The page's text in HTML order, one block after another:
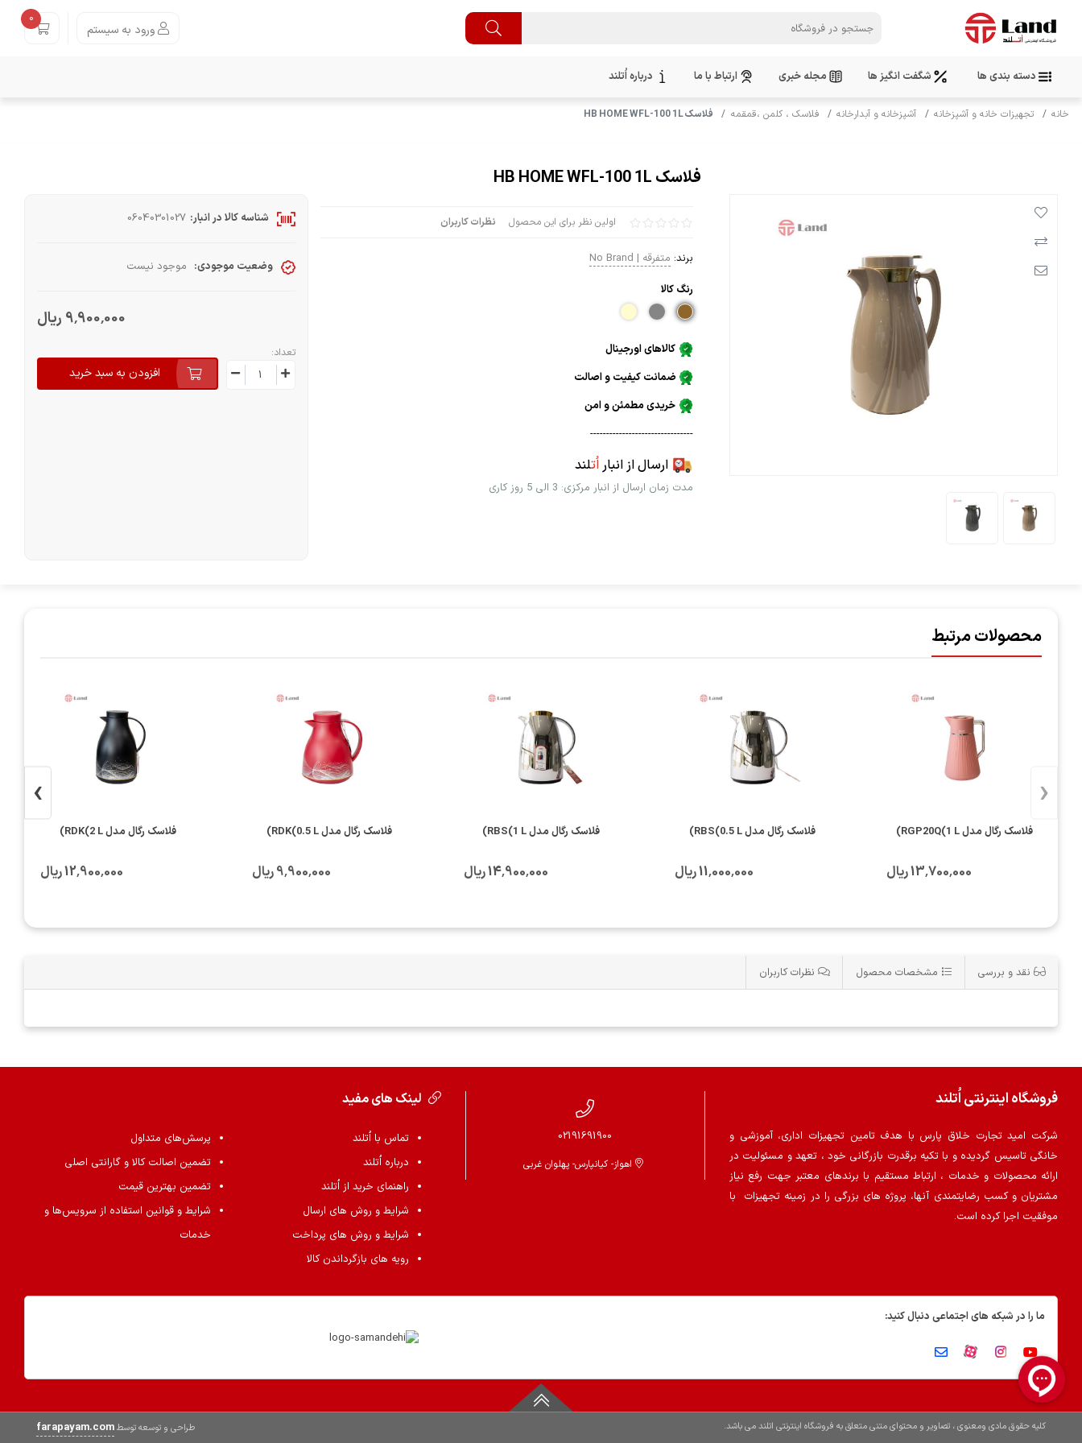
ورود به سیستم
0
دسته بندی ها شگفت انگیز ها مجله خبری ارتباط با ما درباره اُتلند
خانه تجهیزات خانه و آشپزخانه آشپزخانه و آبدارخانه فلاسک ، کلمن ،قمقمه فلاسک HB HOME WFL-100 1L
فلاسک HB HOME WFL-100 1L
اولین نظر برای این محصول نظرات کاربران
برند: متفرقه | No Brand
رنگ كالا
کالاهای اورجینال
ضمانت کیفیت و اصالت
خریدی مطمئن و امن
--------------------------------
ارسال از انباراُتلند
مدت زمان ارسال از انبار مرکزی: 3 الی 5 روز کاری
شناسه کالا در انبار: 06040301027
وضعیت موجودی: موجود نیست
9٬900٬000 ریال
تعداد:
افزودن به سبد خرید
محصولات مرتبط
فلاسک رگال مدل RGP20Q(1 L)
13٬700٬000 ریال
فلاسک رگال مدل RBS(0.5 L)
11٬000٬000 ریال
فلاسک رگال مدل RBS(1 L)
14٬900٬000 ریال
فلاسک رگال مدل RDK(0.5 L)
9٬900٬000 ریال
فلاسک رگال مدل RDK(2 L)
12٬900٬000 ریال
‹
›
نقد و بررسی مشخصات محصول نظرات کاربران
فروشگاه اینترنتی اُتلند
شرکت امید تجارت خلاق پارس با هدف تامین تجهیزات اداری، آموزشی و
خانگی تاسیس گردیده و با تکیه برقدرت بازرگانی خود ، تعهد و مسئولیت در
ارائه محصولات و خدمات ، ارتباط مستقیم با برندهای معتبر جهت رفع نیاز
مشتریان و کسب رضایتمندی آنها، پروژه های بزرگی را در زمینه تجهیزات با
موفقیت اجرا کرده است.
02191691900
اهواز- کیانپارس- پهلوان غربی
لینک های مفید
تماس با اُتلند
درباره اُتلند
راهنمای خرید از اُتلند
شرایط و روش های ارسال
شرایط و روش های پرداخت
رویه های بازگرداندن کالا
پرسش‌های متداول
تضمین اصالت کالا و گارانتی اصلی
تضمین بهترین قیمت
شرایط و قوانین استفاده از سرویس‌ها و
خدمات
ما را در شبکه های اجتماعی دنبال کنید:
کلیه حقوق مادی ومعنوی ، تصاویر و محتوای متنی متعلق به فروشگاه اینترنتی اتلند می باشد. طراحی و توسعه توسطfarapayam.com